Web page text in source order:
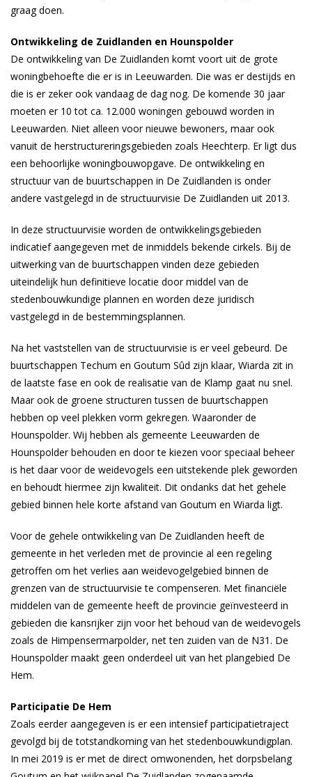
graag doen.
Ontwikkeling de Zuidlanden en Hounspolder
De ontwikkeling van De Zuidlanden komt voort uit de grote
woningbehoefte die er is in Leeuwarden. Die was er destijds en
die is er zeker ook vandaag de dag nog. De komende 30 jaar
moeten er 10 tot ca. 12.000 woningen gebouwd worden in
Leeuwarden. Niet alleen voor nieuwe bewoners, maar ook
vanuit de herstructureringsgebieden zoals Heechterp. Er ligt dus
een behoorlijke woningbouwopgave. De ontwikkeling en
structuur van de buurtschappen in De Zuidlanden is onder
andere vastgelegd in de structuurvisie De Zuidlanden uit 2013.
In deze structuurvisie worden de ontwikkelingsgebieden
indicatief aangegeven met de inmiddels bekende cirkels. Bij de
uitwerking van de buurtschappen vinden deze gebieden
uiteindelijk hun definitieve locatie door middel van de
stedenbouwkundige plannen en worden deze juridisch
vastgelegd in de bestemmingsplannen.
Na het vaststellen van de structuurvisie is er veel gebeurd. De
buurtschappen Techum en Goutum Sûd zijn klaar, Wiarda zit in
de laatste fase en ook de realisatie van de Klamp gaat nu snel.
Maar ook de groene structuren tussen de buurtschappen
hebben op veel plekken vorm gekregen. Waaronder de
Hounspolder. Wij hebben als gemeente Leeuwarden de
Hounspolder behouden en door te kiezen voor speciaal beheer
is het daar voor de weidevogels een uitstekende plek geworden
en behoudt hiermee zijn kwaliteit. Dit ondanks dat het gehele
gebied binnen hele korte afstand van Goutum en Wiarda ligt.
Voor de gehele ontwikkeling van De Zuidlanden heeft de
gemeente in het verleden met de provincie al een regeling
getroffen om het verlies aan weidevogelgebied binnen de
grenzen van de structuurvisie te compenseren. Met financiële
middelen van de gemeente heeft de provincie geïnvesteerd in
gebieden die kansrijker zijn voor het behoud van de weidevogels
zoals de Himpensermarpolder, net ten zuiden van de N31. De
Hounspolder maakt geen onderdeel uit van het plangebied De
Hem.
Participatie De Hem
Zoals eerder aangegeven is er een intensief participatietraject
gevolgd bij de totstandkoming van het stedenbouwkundigplan.
In mei 2019 is er met de direct omwonenden, het dorpsbelang